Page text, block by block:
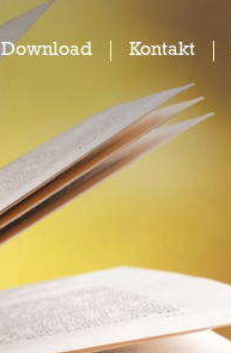
Download Kontakt